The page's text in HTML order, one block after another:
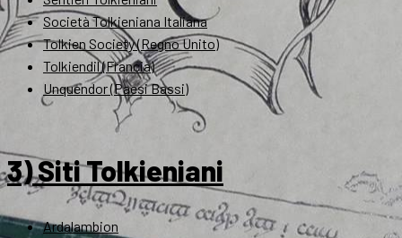
Società Tolkieniana Italiana
Tolkien Society (Regno Unito)
Tolkiendil (Francia)
Unquendor (Paesi Bassi)
3) Siti Tolkieniani
Ardalambion